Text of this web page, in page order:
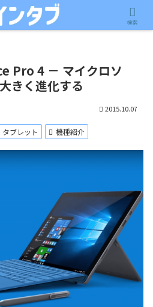
Pro 4 － マイクロソ
きく進化する
2015.10.07
タブレット 機種紹介
検索